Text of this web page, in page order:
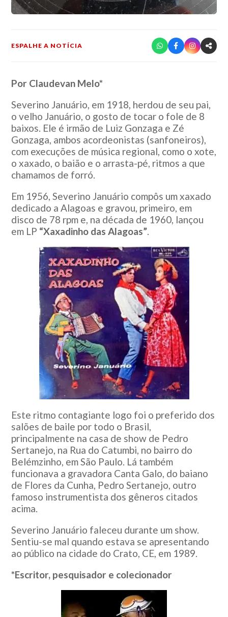
ESPALHE A NOTÍCIA
Por Claudevan Melo*
Severino Januário, em 1918, herdou de seu pai,
o velho Januário, o gosto de tocar o fole de 8
baixos. Ele é irmão de Luiz Gonzaga e Zé
Gonzaga, ambos acordeonistas (sanfoneiros),
com execuções de música regional, como o xote,
o xaxado, o baião e o arrasta-pé, ritmos a que
chamamos de forró.
Em 1956, Severino Januário compôs um xaxado
dedicado a Alagoas e gravou, primeiro, em
disco de 78 rpm e, na década de 1960, lançou
em LP “Xaxadinho das Alagoas”
Este ritmo contagiante logo foi o preferido dos
salões de baile por todo o Brasil,
principalmente na casa de show de Pedro
Sertanejo, na Rua do Catumbi, no bairro do
Belémzinho, em São Paulo. Lá também
funcionava a gravadora Canta Galo, do baiano
de Flores da Cunha, Pedro Sertanejo, outro
famoso instrumentista dos gêneros citados
acima.
Severino Januário faleceu durante um show.
Sentiu-se mal quando estava se apresentando
ao público na cidade do Crato, CE, em 1989.
*Escritor, pesquisador e colecionador